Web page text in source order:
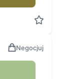
Negocjuj